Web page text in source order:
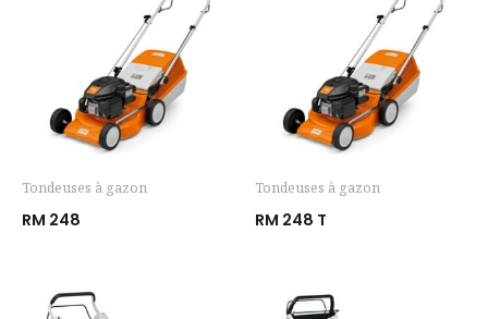
Tondeuses à gazon
RM 248
Tondeuses à gazon
RM 248 T